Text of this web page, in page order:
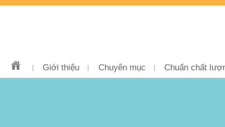
Giới thiệu Chuyên mục Chuẩn chất